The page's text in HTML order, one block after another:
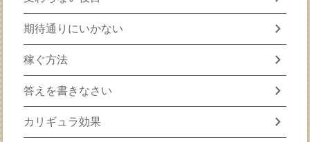
期待通りにいかない chevron_right
稼ぐ方法 chevron_right
答えを書きなさい chevron_right
カリギュラ効果 chevron_right